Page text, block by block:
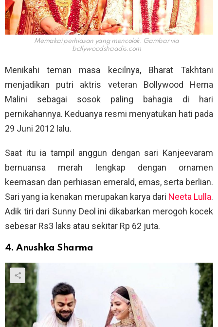
Memakai perhiasan yang mencolok. Gambar via
bollywoodshaadis.com
Menikahi teman masa kecilnya, Bharat Takhtani
menjadikan putri aktris veteran Bollywood Hema
Malini sebagai sosok paling bahagia di hari
pernikahannya. Keduanya resmi menyatukan hati pada
29 Juni 2012 lalu.
Saat itu ia tampil anggun dengan sari Kanjeevaram
bernuansa merah lengkap dengan ornamen
keemasan dan perhiasan emerald, emas, serta berlian.
Sari yang ia kenakan merupakan karya dari Neeta Lulla.
Adik tiri dari Sunny Deol ini dikabarkan merogoh kocek
sebesar Rs3 laks atau sekitar Rp 62 juta.
4. Anushka Sharma